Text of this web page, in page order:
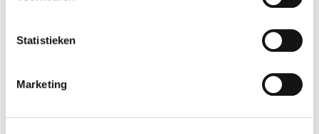
Statistieken
Marketing